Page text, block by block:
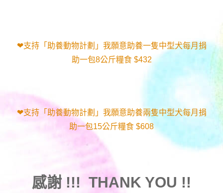
❤支持「助養動物計劃」我願意助養一隻中型犬每月捐
助一包8公斤糧食 $432
❤支持「助養動物計劃」我願意助養兩隻中型犬每月捐
助一包15公斤糧食 $608
感謝 !!! THANK YOU !!